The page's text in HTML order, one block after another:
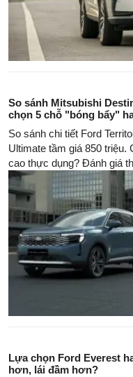
So sánh Mitsubishi
chọn 5 chỗ "bóng bẩy"
So sánh chi tiết Ford
Ultimate tầm giá 850 triệu.
cao thực dụng? Đánh giá
Lựa chọn Ford Everest
hơn, lái đầm hơn?